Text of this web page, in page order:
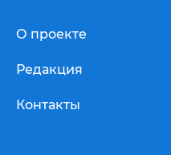
О проекте
Редакция
Контакты